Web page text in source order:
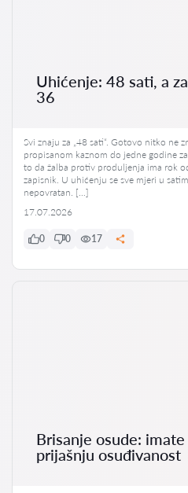
Uhićenje: 48 sati, a
36
Svi znaju za „48 sati“. Gotovo nitko ne
propisanom kaznom do jedne godine
to da žalba protiv produljenja ima rok
zapisnik. U uhićenju se sve mjeri u
nepovratan. […]
17.07.2026
0 0 17
Brisanje osude:
prijašnju osuđivanost